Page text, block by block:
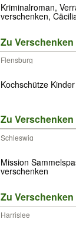
Kriminalroman,
verschenken,
Zu Verschenken
Flensburg
Kochschütze
Zu Verschenken
Schleswig
Mission
verschenken
Zu Verschenken
Harrislee